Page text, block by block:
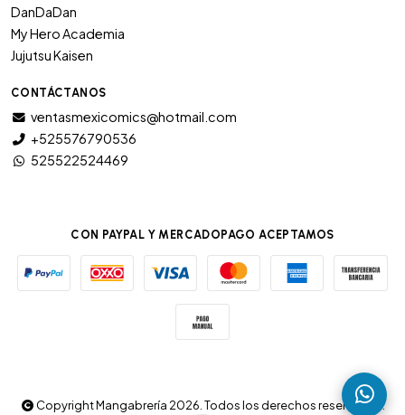
DanDaDan
My Hero Academia
Jujutsu Kaisen
CONTÁCTANOS
ventasmexicomics@hotmail.com
+525576790536
525522524469
CON PAYPAL Y MERCADOPAGO ACEPTAMOS
Copyright Mangabrería 2026. Todos los derechos reservados.